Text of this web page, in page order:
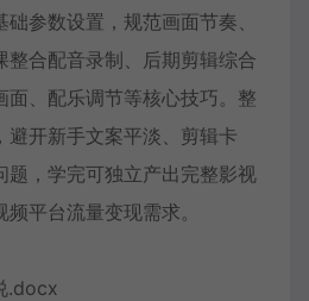
参数设置，规范画面节奏、
整合配音录制、后期剪辑综合
面、配乐调节等核心技巧。整
避开新手文案平淡、剪辑卡
题，学完可独立产出完整影视
平台流量变现需求。
.docx